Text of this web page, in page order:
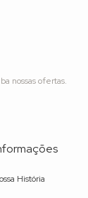
nossas ofertas.
História